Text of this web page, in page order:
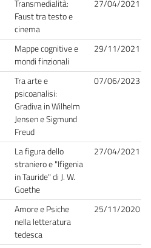
Transmedialità:
Faust tra testo e
cinema
27/04/2021
Mappe cognitive e
mondi finzionali
29/11/2021
Tra arte e
psicoanalisi:
Gradiva in Wilhelm
Jensen e Sigmund
Freud
07/06/2023
La figura dello
straniero e "Ifigenia
in Tauride" di J. W.
Goethe
27/04/2021
Amore e Psiche
nella letteratura
tedesca
25/11/2020